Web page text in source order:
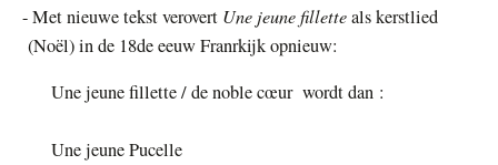
- Met nieuwe tekst verovert Une jeune filletteals kerstlied
(Noël) in de 18de eeuw Franrkijk opnieuw:
Une jeune fillette / de noble cœur wordt dan :
Une jeune Pucelle